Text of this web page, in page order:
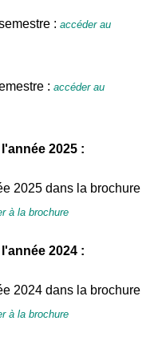
: accéder au
: accéder au
2025 :
2025 dans la brochure
à la brochure
2024 :
2024 dans la brochure
à la brochure